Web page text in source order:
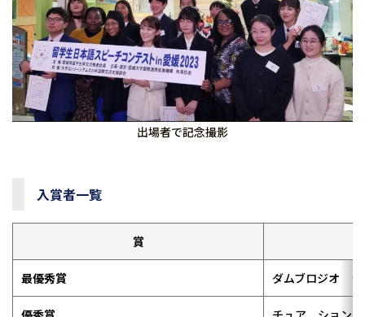
出場者で記念撮影
入賞者一覧
賞
最優秀賞 ダムブロジオ ラ